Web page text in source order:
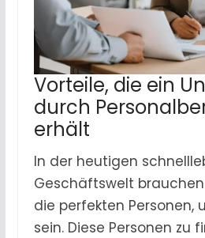
Vorteile, die ein
durch
erhält
In der heutigen
Geschäftswelt
die perfekten Personen,
sein. Diese Personen zu